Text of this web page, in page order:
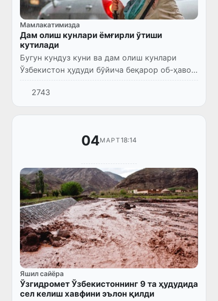
Мамлакатимизда
Дам олиш кунлари ёмғирли ўтиши
кутилади
Бугун кундуз куни ва дам олиш кунлари
Ўзбекистон ҳудуди бўйича беқарор об-ҳаво
бўлиши кутилмоқда. Республика ҳудудининг
катта қисмида ёмғир ёғади, баъзи жойларда
кучли бўлади, мома...
2743
04МАРТ18:14
Яшил сайёра
Ўзгидромет Ўзбекистоннинг 9 та ҳудудида
сел келиш хавфини эълон қилди